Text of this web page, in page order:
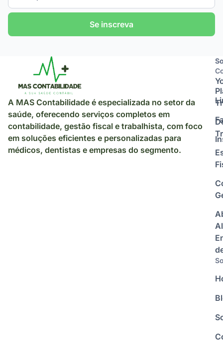
Se inscreva
A MAS Contabilidade é especializada no setor da
saúde, oferecendo serviços completos em
contabilidade, gestão fiscal e trabalhista, com foco
em soluções eficientes e personalizadas para
médicos, dentistas e empresas do segmento.